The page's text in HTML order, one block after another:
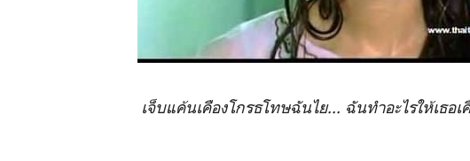
เจ็บแค้นเคืองโกรธโทษฉันไย... ฉันทำอะไรให้เธอเ